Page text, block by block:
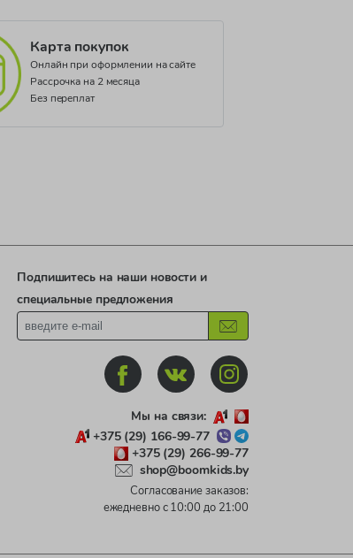
Карта покупок
Онлайн при оформлении на сайте
Рассрочка на 2 месяца
Без переплат
Подпишитесь на наши новости и
специальные предложения
Мы на связи:
+375 (29) 166-99-77
+375 (29) 266-99-77
shop@boomkids.by
Согласование заказов:
ежедневно с 10:00 до 21:00